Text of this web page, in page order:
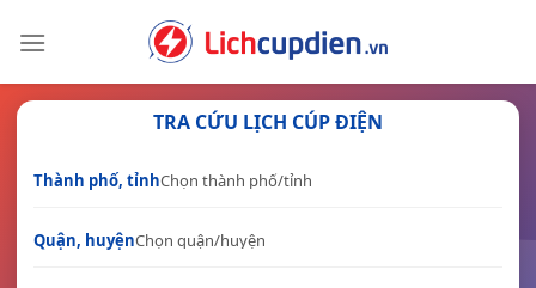
TRA CỨU LỊCH CÚP ĐIỆN
Thành phố, tỉnh
Quận, huyện